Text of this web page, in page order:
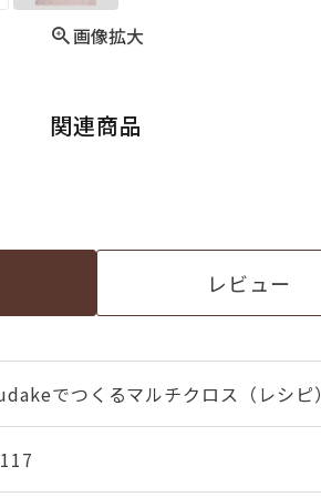
画像拡大
関連商品
レビュー
でつくるマルチクロス（レシピ）